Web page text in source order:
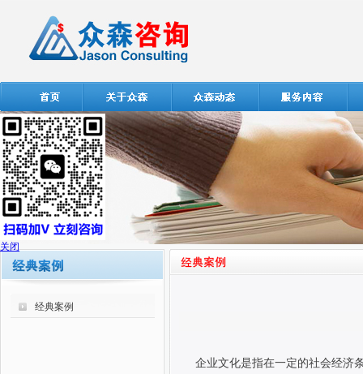
经典案例
企业文化是指在一定的社会经济
关闭